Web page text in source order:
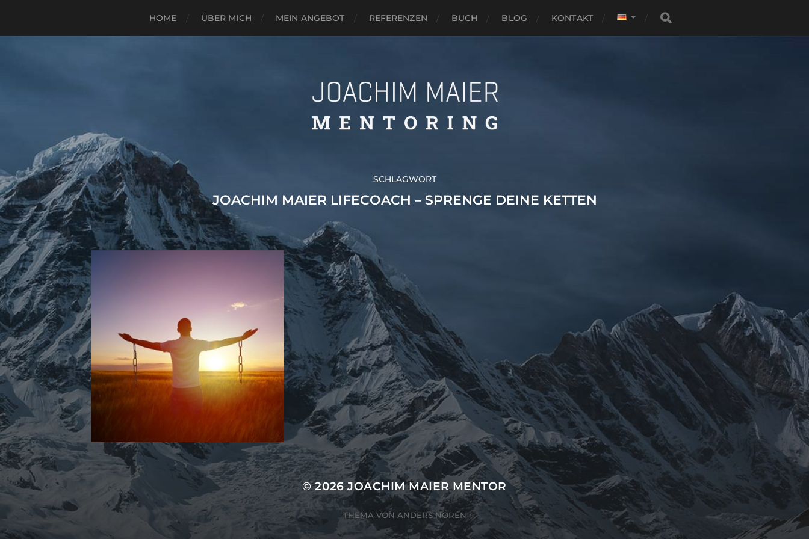
HOME ÜBER MICH MEIN ANGEBOT REFERENZEN BUCH BLOG KONTAKT
SCHLAGWORT
JOACHIM MAIER LIFECOACH – SPRENGE DEINE KETTEN
© 2026JOACHIM MAIER MENTOR
THEMA VON ANDERS NORÉN